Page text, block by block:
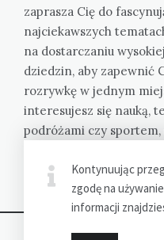
zaprasza Cię do
najciekawszych
na dostarczaniu
dziedzin, aby zapewnić
rozrywkę w jednym
interesujesz się nauką,
podróżami czy sportem,
wiedzę.
Kontynuując
zgodę na
informacji